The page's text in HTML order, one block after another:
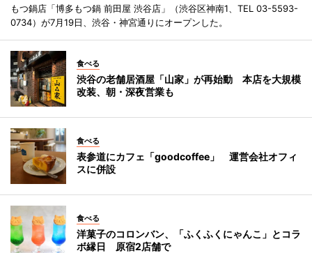
もつ鍋店「博多もつ鍋 前田屋 渋谷店」（渋谷区神南1、TEL 03-5593-
0734）が7月19日、渋谷・神宮通りにオープンした。
食べる
渋谷の老舗居酒屋「山家」が再始動 本店を大規模
改装、朝・深夜営業も
食べる
表参道にカフェ「goodcoffee」 運営会社オフィ
スに併設
食べる
洋菓子のコロンバン、「ふくふくにゃんこ」とコラ
ボ縁日 原宿2店舗で